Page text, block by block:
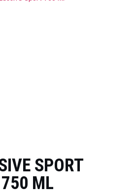
SPORT
750 ML